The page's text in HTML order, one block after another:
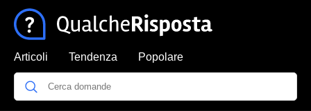
Articoli Tendenza Popolare